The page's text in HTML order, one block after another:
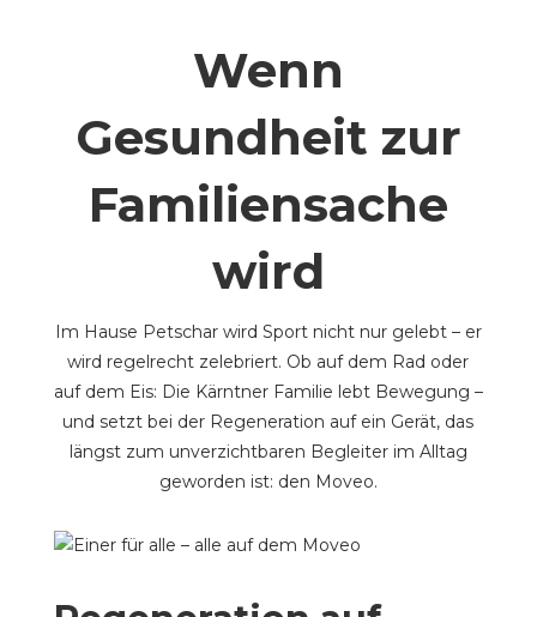
Wenn
Gesundheit zur
Familiensache
wird
Im Hause Petschar wird Sport nicht nur gelebt – er
wird regelrecht zelebriert. Ob auf dem Rad oder
auf dem Eis: Die Kärntner Familie lebt Bewegung –
und setzt bei der Regeneration auf ein Gerät, das
längst zum unverzichtbaren Begleiter im Alltag
geworden ist: den Moveo.